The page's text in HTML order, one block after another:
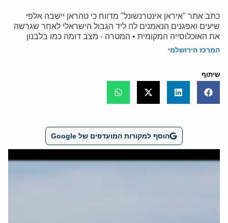
כתב אתר "איראן אינטרנשונל" מדווח כי טהראן יישבה אלפי
שיעים ואפגנים הנאמנים לה ליד הגבול הישראלי לאחר שגרשה
את האוכלוסייה המקומית • המטרה - מצב דומה כמו בלבנון
המרכז הירושלמי
שיתוף
הוסף למקורות המועדפים של Google